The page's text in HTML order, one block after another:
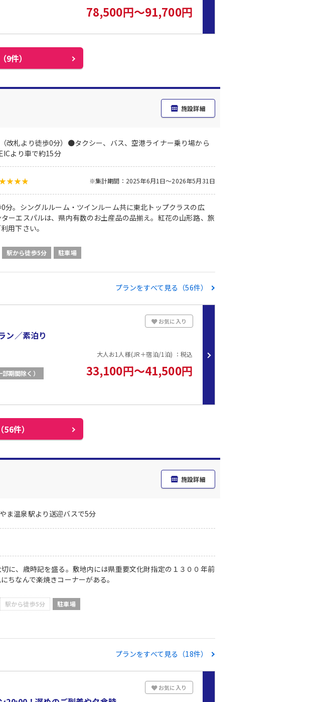
78,500円～91,700円
件）
施設詳細
改札より徒歩0分）●タクシー、バス、空港ライナー乗り場から
より車で約15分
※集計期間：2025年6月1日～2026年5月31日
分。シングルルーム・ツインルーム共に東北トップクラスの広
ーエスパルは、県内有数のお土産品の品揃え。紅花の山形路、旅
用下さい。
駅から徒歩5分 駐車場
プランをすべて見る（56件）
ン／素泊り
期間除く）
大人お1人様(JR＋宿泊/1泊) ：税込
33,100円～41,500円
お気に入り
件）
施設詳細
ま温泉駅より送迎バスで5分
に、歳時記を盛る。敷地内には県重要文化財指定の１３００年前
ちなんで楽焼きコーナーがある。
駅から徒歩5分 駐車場
プランをすべて見る（18件）
お気に入り